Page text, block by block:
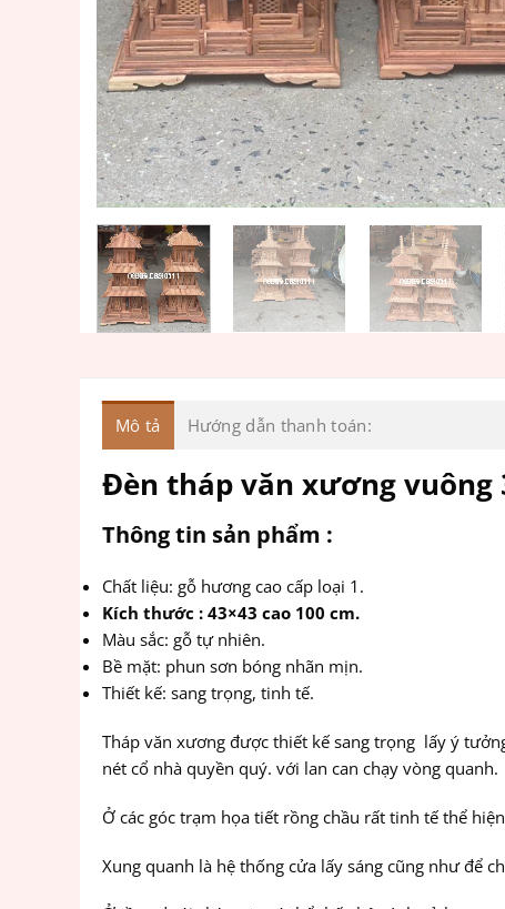
Mô tả Hướng dẫn thanh toán:
Đèn tháp văn xương vuông
Thông tin sản phẩm :
Chất liệu: gỗ hương cao cấp loại 1.
Kích thước : 43×43 cao 100 cm.
Màu sắc: gỗ tự nhiên.
Bề mặt: phun sơn bóng nhãn mịn.
Thiết kế: sang trọng, tinh tế.
Tháp văn xương được thiết kế sang trọng lấy ý
nét cổ nhà quyền quý. với lan can chạy vòng quanh.
Ở các góc trạm họa tiết rồng chầu rất tinh tế thể
Xung quanh là hệ thống cửa lấy sáng cũng như để